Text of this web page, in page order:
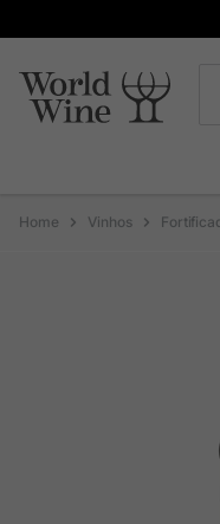
Vinhos
1º Maçanita